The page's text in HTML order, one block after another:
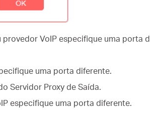
VoIP especifique uma porta
uma porta diferente.
Servidor Proxy de Saída.
especifique uma porta diferente.